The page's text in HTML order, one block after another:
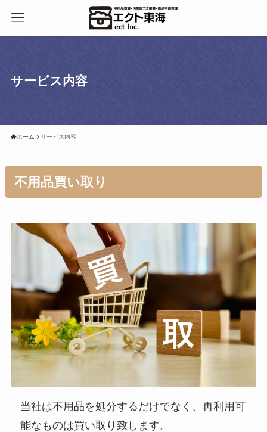
サービス内容
ホーム サービス内容
不用品買い取り
当社は不用品を処分するだけでなく、再利用可
能なものは買い取り致します。